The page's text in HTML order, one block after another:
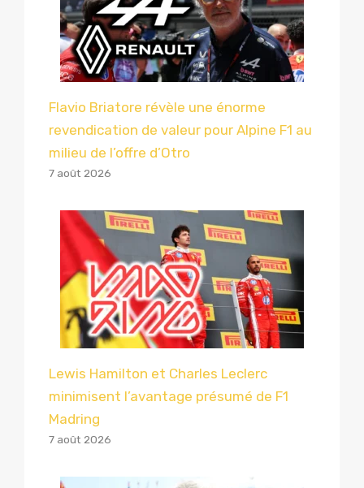
Flavio Briatore révèle une énorme
revendication de valeur pour Alpine F1 au
milieu de l’offre d’Otro
7 août 2026
Lewis Hamilton et Charles Leclerc
minimisent l’avantage présumé de F1
Madring
7 août 2026